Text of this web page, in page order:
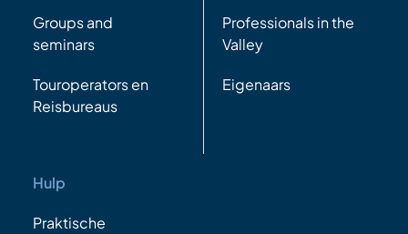
Groups and
seminars
Touroperators en
Reisbureaus
Professionals in the
Valley
Eigenaars
Hulp
Praktische